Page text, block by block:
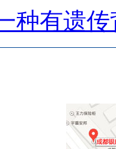
种有遗传